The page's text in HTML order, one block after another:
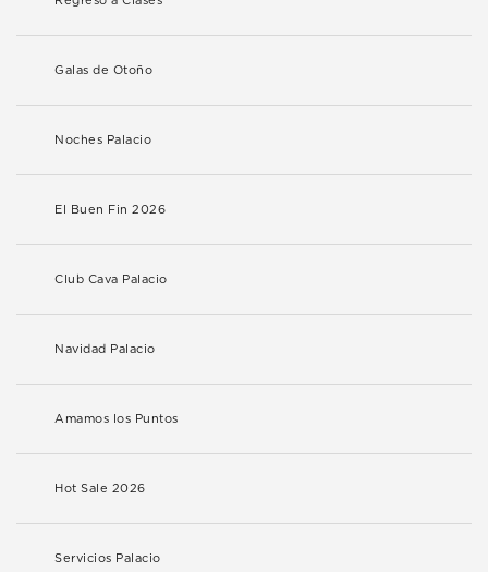
Galas de Otoño
Noches Palacio
El Buen Fin 2026
Club Cava Palacio
Navidad Palacio
Amamos los Puntos
Hot Sale 2026
Servicios Palacio